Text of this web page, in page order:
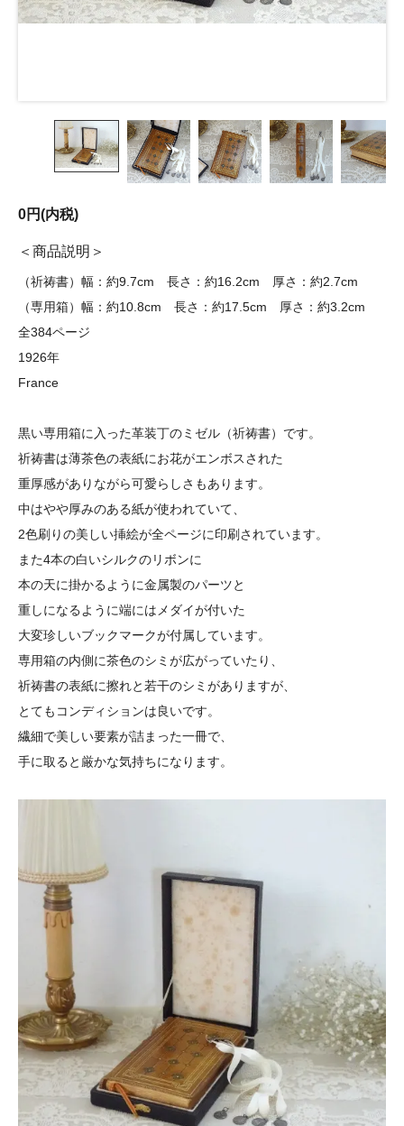
0円(内税)
商品説明
（祈祷書）幅：約9.7cm 長さ：約16.2cm 厚さ：約2.7cm
（専用箱）幅：約10.8cm 長さ：約17.5cm 厚さ：約3.2cm
全384ページ
1926年
France
黒い専用箱に入った革装丁のミゼル（祈祷書）です。
祈祷書は薄茶色の表紙にお花がエンボスされた
重厚感がありながら可愛らしさもあります。
中はやや厚みのある紙が使われていて、
2色刷りの美しい挿絵が全ページに印刷されています。
また4本の白いシルクのリボンに
本の天に掛かるように金属製のパーツと
重しになるように端にはメダイが付いた
大変珍しいブックマークが付属しています。
専用箱の内側に茶色のシミが広がっていたり、
祈祷書の表紙に擦れと若干のシミがありますが、
とてもコンディションは良いです。
繊細で美しい要素が詰まった一冊で、
手に取ると厳かな気持ちになります。